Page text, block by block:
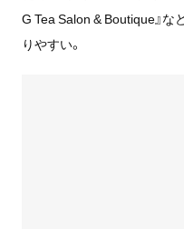
G Tea Salon & Boutique』
りやすい。